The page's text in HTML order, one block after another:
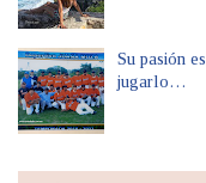
Su pasión
jugarlo…